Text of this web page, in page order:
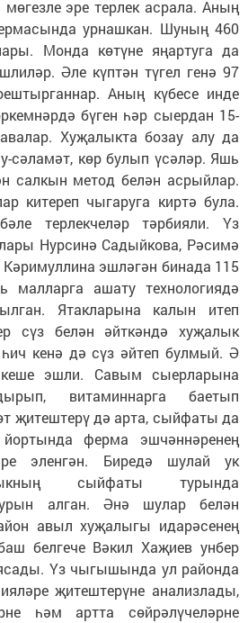
эре терлек асрала. Аның
урнашкан. Шуның 460
Монда көтүне яңартуга да
Әле күптән түгел генә 97
Аның күбесе инде
бүген һәр сыердан 15-
Хуҗалыкта бозау алу да
көр булып үсәләр. Яшь
салкын метод белән асрыйлар.
китереп чыгаруга киртә була.
терлекчеләр тәрбияли. Үз
Нурсинә Садыйкова, Рәсимә
эшләгән бинада 115
ашату технологиядә
Ятакларына калын итеп
сүз белән әйткәндә хуҗалык
кенә дә сүз әйтеп булмый. Ә
эшли. Савым сыерларына
витаминнарга баетып
җитештерү дә арта, сыйфаты да
ферма эшчәннәренең
эленгән. Биредә шулай ук
сыйфаты турында
алган. Әнә шулар белән
авыл хуҗалыгы идарәсенең
белгече Вәкил Хаҗиев унбер
Үз чыгышында ул районда
җитештерүне анализлады,
һәм артта сөйрәлүчеләрне